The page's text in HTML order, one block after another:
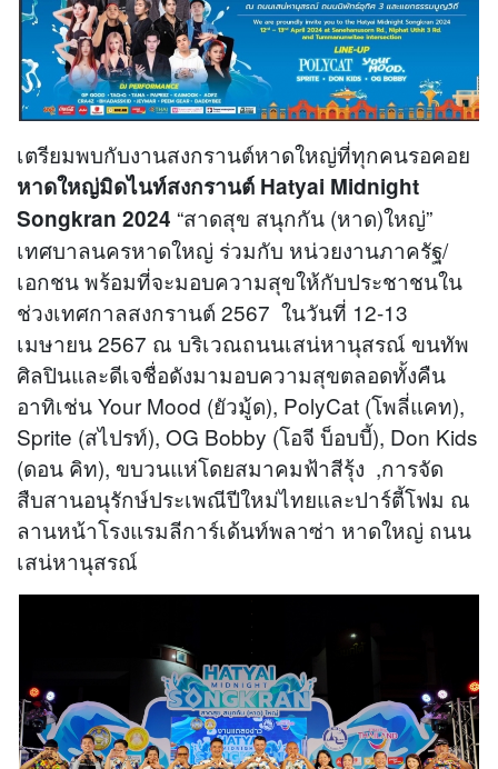
เตรียมพบกับงานสงกรานต์หาดใหญ่ที่ทุกคนรอคอย
หาดใหญ่มิดไนท์สงกรานต์ Hatyai Midnight
Songkran 2024 “สาดสุข สนุกกัน (หาด)ใหญ่”
เทศบาลนครหาดใหญ่ ร่วมกับ หน่วยงานภาครัฐ/
เอกชน พร้อมที่จะมอบความสุขให้กับประชาชนใน
ช่วงเทศกาลสงกรานต์ 2567 ในวันที่ 12-13
เมษายน 2567 ณ บริเวณถนนเสน่หานุสรณ์ ขนทัพ
ศิลปินและดีเจชื่อดังมามอบความสุขตลอดทั้งคืน
อาทิเช่น Your Mood (ยัวมู้ด), PolyCat (โพลี่แคท),
Sprite (สไปรท์), OG Bobby (โอจี บ็อบบี้), Don Kids
(ดอน คิท), ขบวนแห่โดยสมาคมฟ้าสีรุ้ง ,การจัด
สืบสานอนุรักษ์ประเพณีปีใหม่ไทยและปาร์ตี้โฟม ณ
ลานหน้าโรงแรมลีการ์เด้นท์พลาซ่า หาดใหญ่ ถนน
เสน่หานุสรณ์